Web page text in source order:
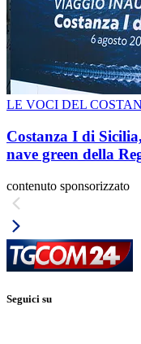
LE VOCI DEL
Costanza I di
nave green della
contenuto sponsorizzato
Seguici su